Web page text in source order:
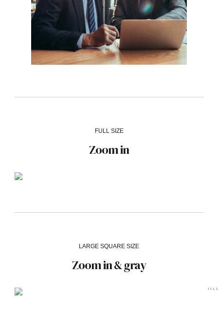
FULL SIZE
Zoom in
LARGE SQUARE SIZE
Zoom in & gray